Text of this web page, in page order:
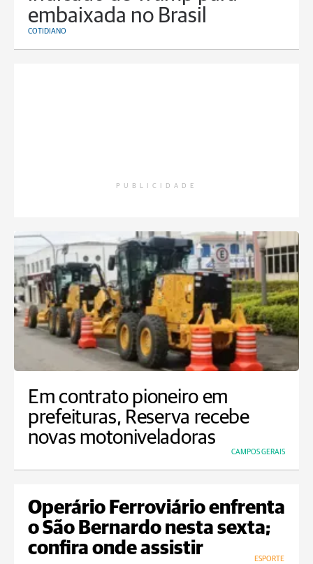
embaixada no Brasil
COTIDIANO
PUBLICIDADE
Em contrato pioneiro em
prefeituras, Reserva recebe
novas motoniveladoras
CAMPOS GERAIS
Operário Ferroviário enfrenta
o São Bernardo nesta sexta;
confira onde assistir
ESPORTE